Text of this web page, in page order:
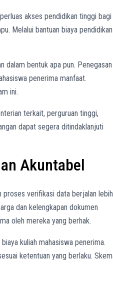
akses pendidikan tinggi bagi
Melalui bantuan biaya pendidikan
dalam bentuk apa pun. Penegasan
penerima manfaat.
ini.
terkait, perguruan tinggi,
dapat segera ditindaklanjuti
Akuntabel
proses verifikasi data berjalan lebih
dan kelengkapan dokumen
oleh mereka yang berhak.
kuliah mahasiswa penerima.
ketentuan yang berlaku.